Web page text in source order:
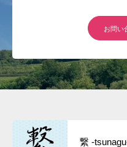
お問い
繋 -